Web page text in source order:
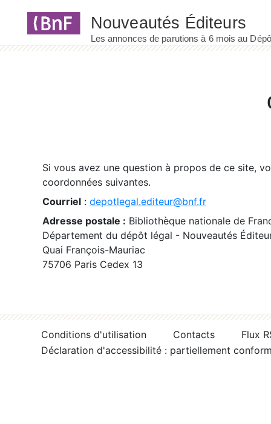
Si vous avez une question à propos de ce site,
coordonnées suivantes.
Courriel : depotlegal.editeur@bnf.fr
Adresse postale : Bibliothèque nationale de
Département du dépôt légal - Nouveautés
Quai François-Mauriac
75706 Paris Cedex 13
Conditions d'utilisation Contacts
Flux
Déclaration d'accessibilité : partiellement